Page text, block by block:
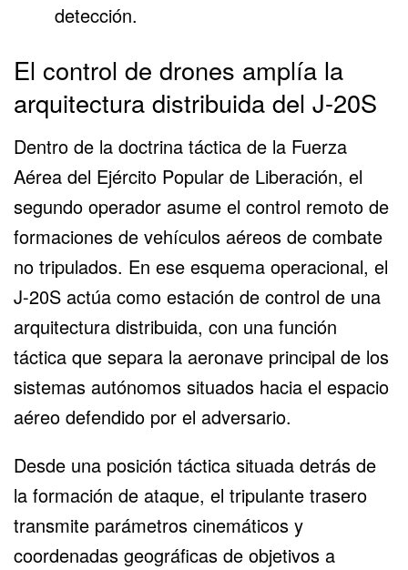
detección.
El control de drones amplía la
arquitectura distribuida del J-20S
Dentro de la doctrina táctica de la Fuerza
Aérea del Ejército Popular de Liberación, el
segundo operador asume el control remoto de
formaciones de vehículos aéreos de combate
no tripulados. En ese esquema operacional, el
J-20S actúa como estación de control de una
arquitectura distribuida, con una función
táctica que separa la aeronave principal de los
sistemas autónomos situados hacia el espacio
aéreo defendido por el adversario.
Desde una posición táctica situada detrás de
la formación de ataque, el tripulante trasero
transmite parámetros cinemáticos y
coordenadas geográficas de objetivos a